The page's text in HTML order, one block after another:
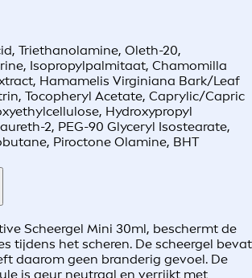
Triethanolamine, Oleth-20,
Isopropylpalmitaat, Chamomilla
Hamamelis Virginiana Bark/Leaf
Tocopheryl Acetate, Caprylic/Capric
Hydroxypropyl
2, PEG-90 Glyceryl Isostearate,
Piroctone Olamine, BHT
Scheergel Mini 30ml, beschermt de
tijdens het scheren. De scheergel bevat
daarom geen branderig gevoel. De
is geur neutraal en verrijkt met